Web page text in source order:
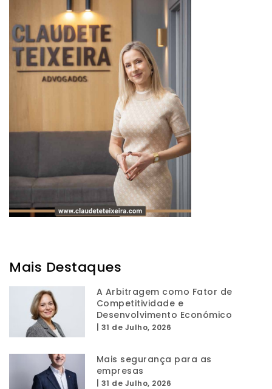
Mais Destaques
A Arbitragem como Fator de
Competitividade e
Desenvolvimento Económico
31 de Julho, 2026
Mais segurança para as
empresas
31 de Julho, 2026